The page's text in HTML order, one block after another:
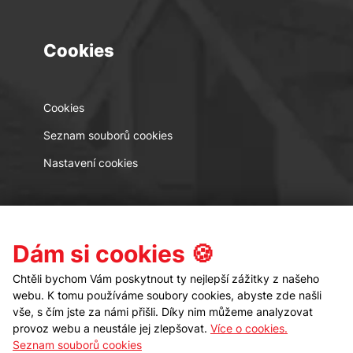
Cookies
Cookies
Seznam souborů cookies
Nastavení cookies
Kontakt Sledujte nás
Dám si cookies 🍪
Chtěli bychom Vám poskytnout ty nejlepší zážitky z našeho
webu. K tomu používáme soubory cookies, abyste zde našli
vše, s čím jste za námi přišli. Díky nim můžeme analyzovat
provoz webu a neustále jej zlepšovat. Více o cookies.
Seznam souborů cookies